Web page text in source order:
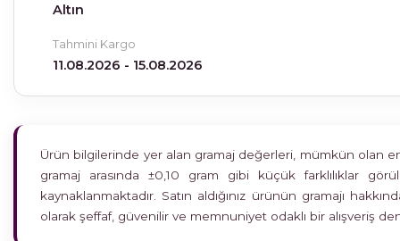
Altın
Tahmini Kargo
11.08.2026 - 15.08.2026
Ürün bilgilerinde yer alan gramaj değerleri, mümkün olan
gramaj arasında ±0,10 gram gibi küçük farklılıklar
kaynaklanmaktadır. Satın aldığınız ürünün gramajı
olarak şeffaf, güvenilir ve memnuniyet odaklı bir alışveriş